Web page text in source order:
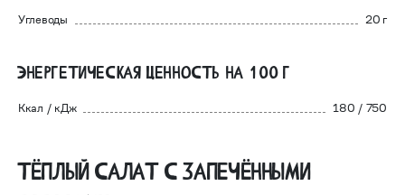
Углеводы
20 г
Энергетическая ценность на 100 г
Ккал / кДж 180 / 750
Тёплый салат с запечёнными